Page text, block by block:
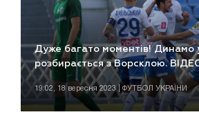
Дуже багато моментів! Динамо
розбирається з Ворсклою.
19:02, 18 вересня 2023 | ФУТБОЛ УКРАЇНИ